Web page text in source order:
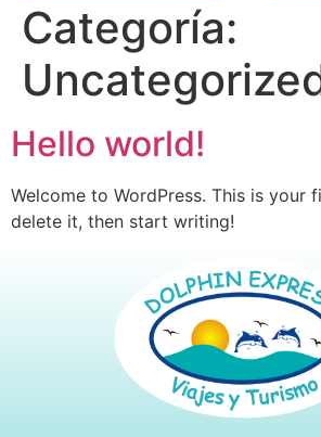
Categoría:
Hello world!
Welcome to WordPress. This is your
delete it, then start writing!